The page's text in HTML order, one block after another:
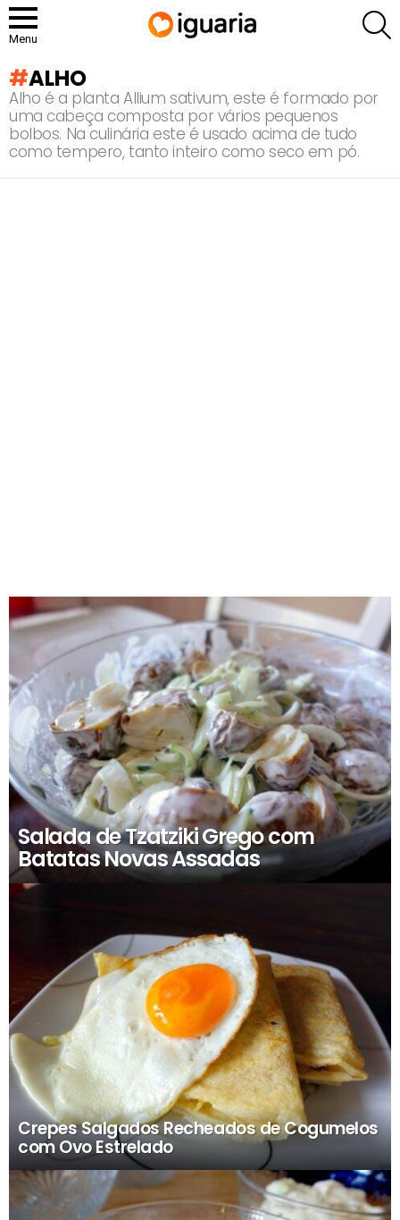
Menu
ALHO
Alho é a planta Allium sativum, este é formado por
uma cabeça composta por vários pequenos
bolbos. Na culinária este é usado acima de tudo
como tempero, tanto inteiro como seco em pó.
RECOMENDADOS
Salada de Tzatziki Grego com
Batatas Novas Assadas
Crepes Salgados Recheados de Cogumelos
com Ovo Estrelado